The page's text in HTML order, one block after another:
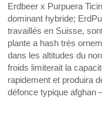
Erdbeer x Purpuera
dominant hybride;
travaillés en Suisse,
plante a hash très
dans les altitudes du
froids limiterait la
rapidement et produira
défonce typique afghan